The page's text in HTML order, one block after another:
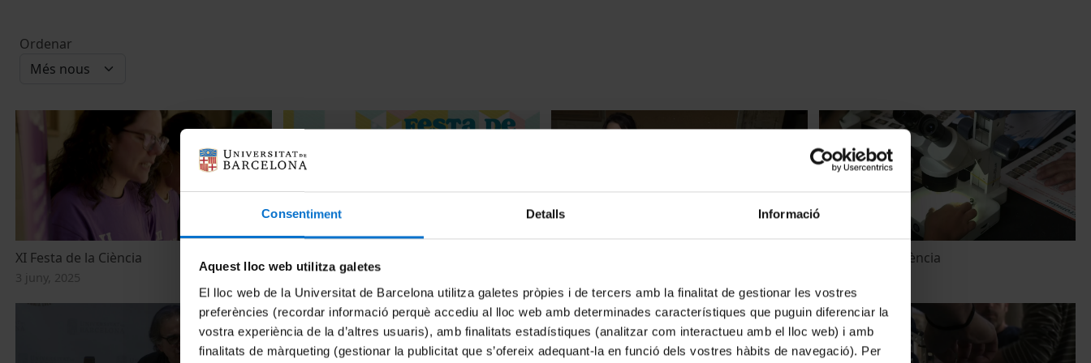
Consentiment Detalls Informació
Aquest lloc web utilitza galetes
El lloc web de la Universitat de Barcelona utilitza galetes pròpies i de tercers amb la finalitat de gestionar les vostres
preferències (recordar informació perquè accediu al lloc web amb determinades característiques que puguin diferenciar la
vostra experiència de la d’altres usuaris), amb finalitats estadístiques (analitzar com interactueu amb el lloc web) i amb
finalitats de màrqueting (gestionar la publicitat que s’ofereix adequant-la en funció dels vostres hàbits de navegació). Per
Ordenar
XI Festa de la Ciència
3 juny, 2025
X Festa de la Ciència
15 maig, 2024
V Festa de la ciència